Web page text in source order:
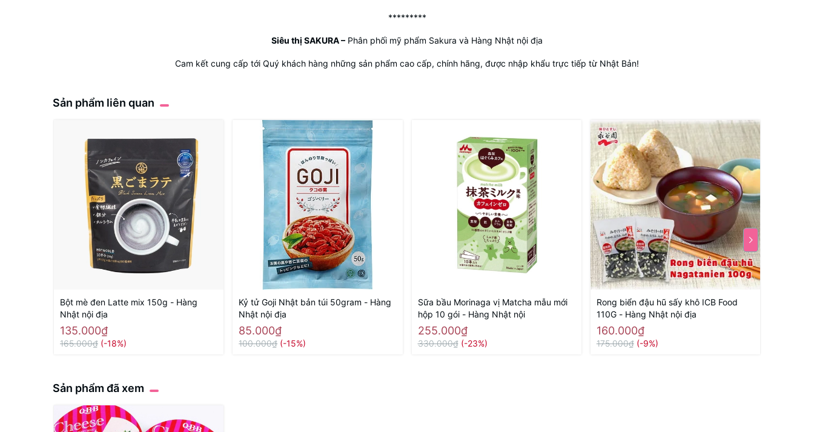
*********
Siêu thị SAKURA– Phân phối mỹ phẩm Sakura và Hàng Nhật nội địa
Cam kết cung cấp tới Quý khách hàng những sản phẩm cao cấp, chính hãng, được nhập khẩu trực tiếp từ Nhật Bản!
Sản phẩm liên quan
Bột mè đen Latte mix 150g - Hàng
Nhật nội địa
135.000₫
165.000₫ (-18%)
Kỷ tử Goji Nhật bản túi 50gram - Hàng
Nhật nội địa
85.000₫
100.000₫ (-15%)
Sữa bầu Morinaga vị Matcha mẫu mới
hộp 10 gói - Hàng Nhật nội
255.000₫
330.000₫ (-23%)
Rong biển đậu hũ sấy khô ICB Food
110G - Hàng Nhật nội địa
160.000₫
175.000₫ (-9%)
Sản phẩm đã xem